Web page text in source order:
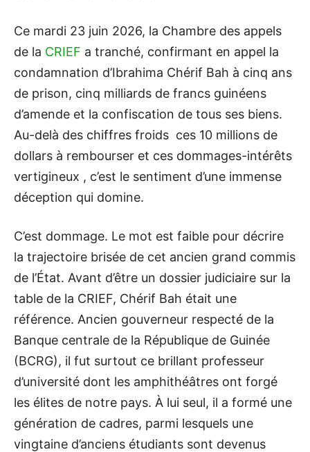
Ce mardi 23 juin 2026, la Chambre des appels
de la CRIEF a tranché, confirmant en appel la
condamnation d’Ibrahima Chérif Bah à cinq ans
de prison, cinq milliards de francs guinéens
d’amende et la confiscation de tous ses biens.
Au-delà des chiffres froids ces 10 millions de
dollars à rembourser et ces dommages-intérêts
vertigineux , c’est le sentiment d’une immense
déception qui domine.
C’est dommage. Le mot est faible pour décrire
la trajectoire brisée de cet ancien grand commis
de l’État. Avant d’être un dossier judiciaire sur la
table de la CRIEF, Chérif Bah était une
référence. Ancien gouverneur respecté de la
Banque centrale de la République de Guinée
(BCRG), il fut surtout ce brillant professeur
d’université dont les amphithéâtres ont forgé
les élites de notre pays. À lui seul, il a formé une
génération de cadres, parmi lesquels une
vingtaine d’anciens étudiants sont devenus